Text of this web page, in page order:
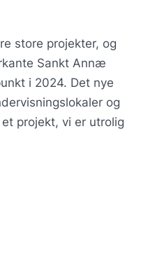
store projekter, og
Sankt Annæ
i 2024. Det nye
og
projekt, vi er utrolig